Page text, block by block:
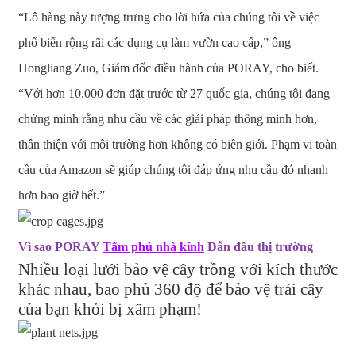
“Lô hàng này tượng trưng cho lời hứa của chúng tôi về việc
phổ biến rộng rãi các dụng cụ làm vườn cao cấp,” ông
Hongliang Zuo, Giám đốc điều hành của PORAY, cho biết.
“Với hơn 10.000 đơn đặt trước từ 27 quốc gia, chúng tôi đang
chứng minh rằng nhu cầu về các giải pháp thông minh hơn,
thân thiện với môi trường hơn không có biên giới. Phạm vi toàn
cầu của Amazon sẽ giúp chúng tôi đáp ứng nhu cầu đó nhanh
hơn bao giờ hết.”
Vì sao PORAYTấm phủ nhà kính Dẫn đầu thị trường
Nhiều loại lưới bảo vệ cây trồng với kích thước
khác nhau, bao phủ 360 độ để bảo vệ trái cây
của bạn khỏi bị xâm phạm!